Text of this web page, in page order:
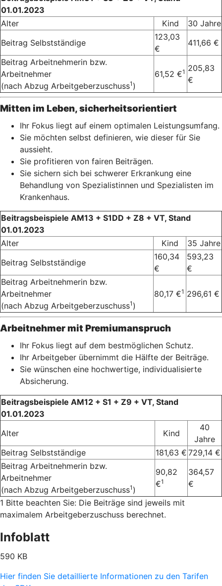
01.01.2023
Alter
Kind
30 Jahre
Beitrag Selbstständige
123,03
€
411,66 €
Beitrag Arbeitnehmerin bzw.
Arbeitnehmer
(nach Abzug Arbeitgeberzuschuss1 )
61,52 €1 205,83
€
Mitten im Leben, sicherheitsorientiert
Ihr Fokus liegt auf einem optimalen Leistungsumfang.
Sie möchten selbst definieren, wie dieser für Sie
aussieht.
Sie profitieren von fairen Beiträgen.
Sie sichern sich bei schwerer Erkrankung eine
Behandlung von Spezialistinnen und Spezialisten im
Krankenhaus.
Beitragsbeispiele AM13 + S1DD + Z8 + VT, Stand
01.01.2023
Alter
Kind
35 Jahre
Beitrag Selbstständige
160,34
€
593,23
€
Beitrag Arbeitnehmerin bzw.
Arbeitnehmer
(nach Abzug Arbeitgeberzuschuss1 )
80,17 €1 296,61 €
Arbeitnehmer mit Premiumanspruch
Ihr Fokus liegt auf dem bestmöglichen Schutz.
Ihr Arbeitgeber übernimmt die Hälfte der Beiträge.
Sie wünschen eine hochwertige, individualisierte
Absicherung.
Beitragsbeispiele AM12 + S1 + Z9 + VT, Stand
01.01.2023
Alter
Kind
40
Jahre
Beitrag Selbstständige
181,63 € 729,14 €
Beitrag Arbeitnehmerin bzw.
Arbeitnehmer
(nach Abzug Arbeitgeberzuschuss1 )
90,82
€1
364,57
€
1 Bitte beachten Sie: Die Beiträge sind jeweils mit
maximalem Arbeitgeberzuschuss berechnet.
Infoblatt
590 KB
Hier finden Sie detaillierte Informationen zu den Tarifen